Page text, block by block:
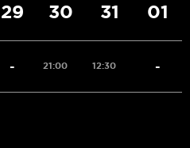
29 30 31 01
- 21:00 12:30 -